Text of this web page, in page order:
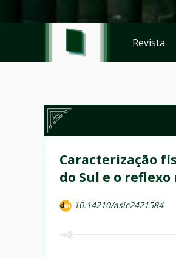
Revista
Caracterização
do Sul e o
10.14210/asic2421584